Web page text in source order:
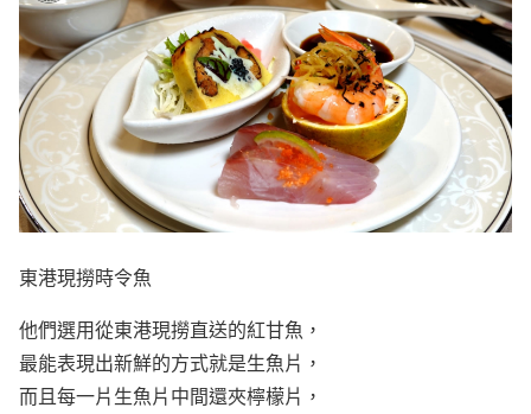
東港現撈時令魚
他們選用從東港現撈直送的紅甘魚，
最能表現出新鮮的方式就是生魚片，
而且每一片生魚片中間還夾檸檬片，